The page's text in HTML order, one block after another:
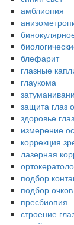
амблиопия
блефарит
глазные
глаукома
защита глаз
здоровье глаз
измерение
коррекция
лазерная
подбор
подбор очков
пресбиопия
строение